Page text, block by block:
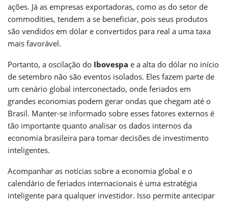
ações. Já as empresas exportadoras, como as do setor de
commodities, tendem a se beneficiar, pois seus produtos
são vendidos em dólar e convertidos para real a uma taxa
mais favorável.
Portanto, a oscilação do Ibovespa e a alta do dólar no início
de setembro não são eventos isolados. Eles fazem parte de
um cenário global interconectado, onde feriados em
grandes economias podem gerar ondas que chegam até o
Brasil. Manter-se informado sobre esses fatores externos é
tão importante quanto analisar os dados internos da
economia brasileira para tomar decisões de investimento
inteligentes.
Acompanhar as notícias sobre a economia global e o
calendário de feriados internacionais é uma estratégia
inteligente para qualquer investidor. Isso permite antecipar